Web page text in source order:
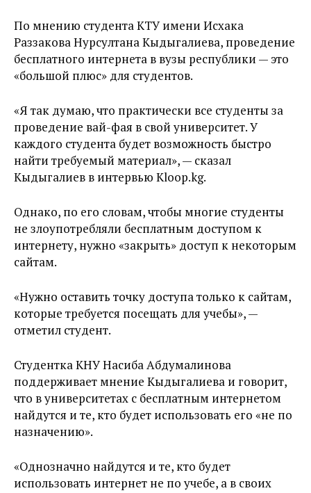
По мнению студента КТУ имени Исхака
Раззакова Нурсултана Кыдыгалиева, проведение
бесплатного интернета в вузы республики — это
«большой плюс» для студентов.
«Я так думаю, что практически все студенты за
проведение вай-фая в свой университет. У
каждого студента будет возможность быстро
найти требуемый материал», — сказал
Кыдыгалиев в интервью Kloop.kg.
Однако, по его словам, чтобы многие студенты
не злоупотребляли бесплатным доступом к
интернету, нужно «закрыть» доступ к некоторым
сайтам.
«Нужно оставить точку доступа только к сайтам,
которые требуется посещать для учебы», —
отметил студент.
Студентка КНУ Насиба Абдумалинова
поддерживает мнение Кыдыгалиева и говорит,
что в университетах с бесплатным интернетом
найдутся и те, кто будет использовать его «не по
назначению».
«Однозначно найдутся и те, кто будет
использовать интернет не по учебе, а в своих